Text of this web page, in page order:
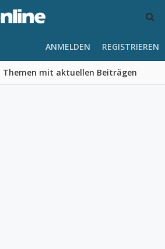
Themen mit aktuellen Beiträgen
ANMELDEN REGISTRIEREN